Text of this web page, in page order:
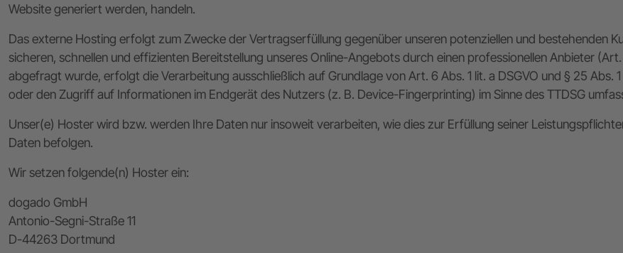
Website generiert werden, handeln.
Das externe Hosting erfolgt zum Zwecke der Vertragserfüllung gegenüber unseren potenziellen und bestehenden
sicheren, schnellen und effizienten Bereitstellung unseres Online-Angebots durch einen professionellen Anbieter
abgefragt wurde, erfolgt die Verarbeitung ausschließlich auf Grundlage von Art. 6 Abs. 1 lit. a DSGVO und § 25 Abs.
oder den Zugriff auf Informationen im Endgerät des Nutzers (z. B. Device-Fingerprinting) im Sinne des TTDSG
Unser(e) Hoster wird bzw. werden Ihre Daten nur insoweit verarbeiten, wie dies zur Erfüllung seiner
Daten befolgen.
Wir setzen folgende(n) Hoster ein:
dogado GmbH
Antonio-Segni-Straße 11
D-44263 Dortmund